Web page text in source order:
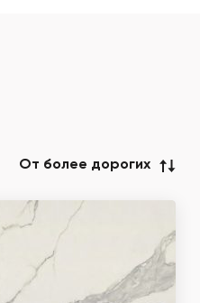
От более дорогих